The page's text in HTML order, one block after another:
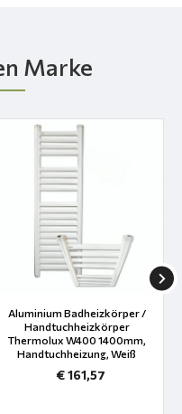
Marke
Aluminium Badheizkörper /
Handtuchheizkörper
Thermolux W400 1400mm,
Handtuchheizung, Weiß
€ 161,57